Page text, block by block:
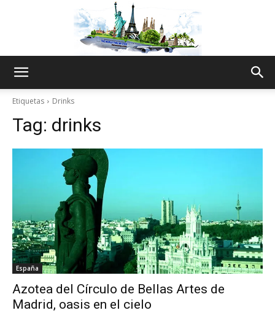
My
Eyes
Etiquetas Drinks
Tag: drinks
España
Azotea del Círculo de Bellas Artes de
Madrid, oasis en el cielo